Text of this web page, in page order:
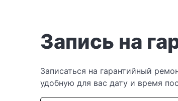
Запись на
Записаться на гарантийный
удобную для вас дату и время